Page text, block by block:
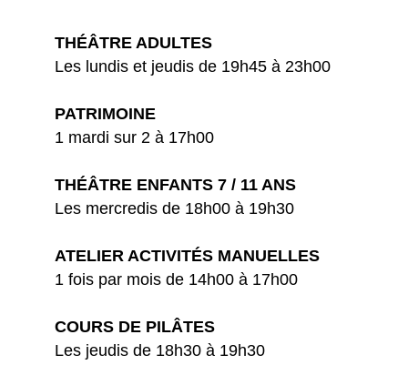
THÉÂTRE ADULTES
Les lundis et jeudis de 19h45 à 23h00
PATRIMOINE
1 mardi sur 2 à 17h00
THÉÂTRE ENFANTS 7 / 11 ANS
Les mercredis de 18h00 à 19h30
ATELIER ACTIVITÉS MANUELLES
1 fois par mois de 14h00 à 17h00
COURS DE PILÂTES
Les jeudis de 18h30 à 19h30